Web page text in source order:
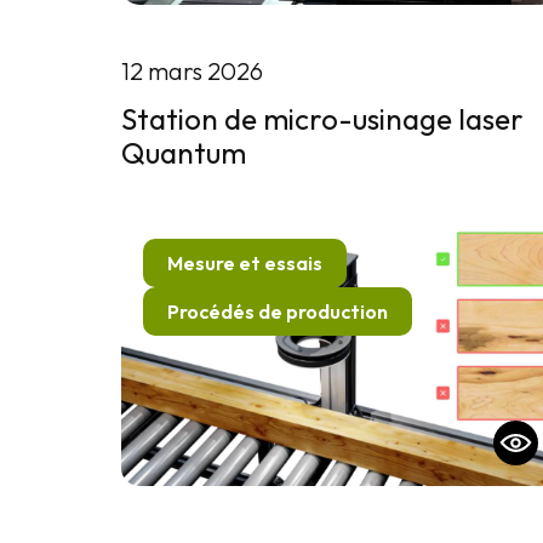
12 mars 2026
Station de micro-usinage laser
Quantum
Mesure et essais
Procédés de production